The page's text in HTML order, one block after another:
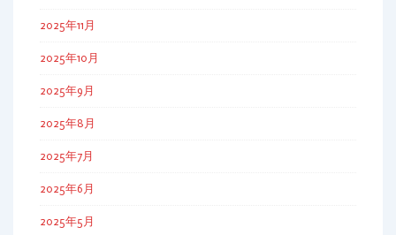
2025年11月
2025年10月
2025年9月
2025年8月
2025年7月
2025年6月
2025年5月